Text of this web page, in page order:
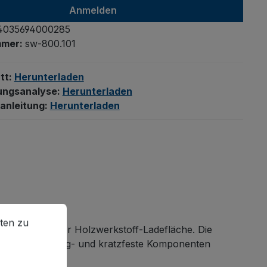
Anmelden
sw-800.101
Herunterladen
Herunterladen
Herunterladen
langlebiger Holzwerkstoff-Ladefläche. Die
schlag- und kratzfeste Komponenten
zu können.
Mehr Informationen ...
zu